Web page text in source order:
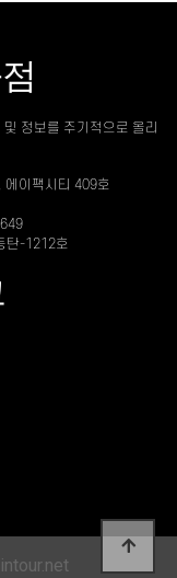
정보를 주기적으로 올리
에이팩시티 409호
탄-1212호